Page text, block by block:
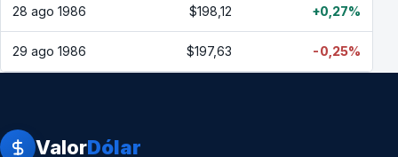
28 ago 1986 $198,12 +0,27%
29 ago 1986 $197,63 -0,25%
ValorDólar